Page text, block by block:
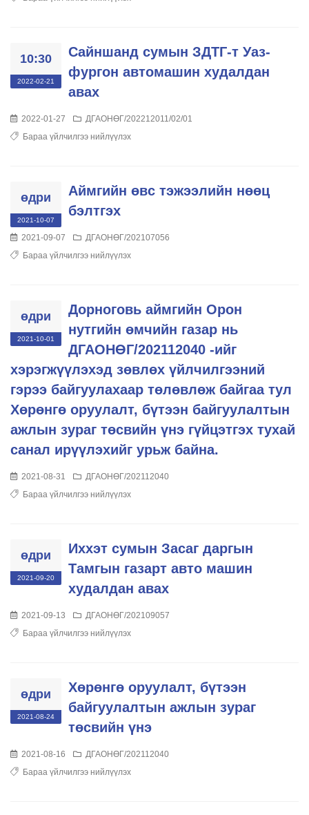
10:30
2022-02-21
Сайншанд сумын ЗДТГ-т Уаз-
фургон автомашин худалдан
авах
2022-01-27
ДГАОНӨГ/202212011/02/01
Бараа үйлчилгээ нийлүүлэх
өдри
2021-10-07
Аймгийн өвс тэжээлийн нөөц
бэлтгэх
2021-09-07
ДГАОНӨГ/202107056
Бараа үйлчилгээ нийлүүлэх
өдри
2021-10-01
Дорноговь аймгийн Орон
нутгийн өмчийн газар нь
ДГАОНӨГ/202112040 -ийг
хэрэгжүүлэхэд зөвлөх үйлчилгээний
гэрээ байгуулахаар төлөвлөж байгаа тул
Хөрөнгө оруулалт, бүтээн байгуулалтын
ажлын зураг төсвийн үнэ гүйцэтгэх тухай
санал ирүүлэхийг урьж байна.
2021-08-31
ДГАОНӨГ/202112040
Бараа үйлчилгээ нийлүүлэх
өдри
2021-09-20
Иххэт сумын Засаг даргын
Тамгын газарт авто машин
худалдан авах
2021-09-13
ДГАОНӨГ/202109057
Бараа үйлчилгээ нийлүүлэх
өдри
2021-08-24
Хөрөнгө оруулалт, бүтээн
байгуулалтын ажлын зураг
төсвийн үнэ
2021-08-16
ДГАОНӨГ/202112040
Бараа үйлчилгээ нийлүүлэх